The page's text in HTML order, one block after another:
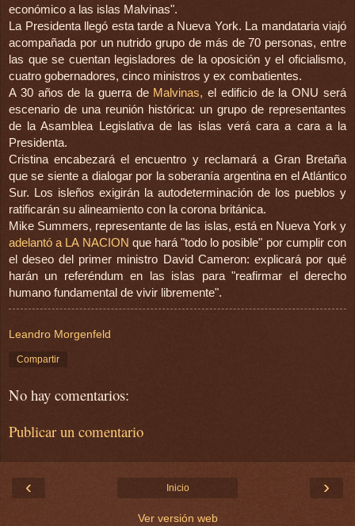
económico a las islas Malvinas".
La Presidenta llegó esta tarde a Nueva York. La mandataria viajó
acompañada por un nutrido grupo de más de 70 personas, entre
las que se cuentan legisladores de la oposición y el oficialismo,
cuatro gobernadores, cinco ministros y ex combatientes.
A 30 años de la guerra de Malvinas, el edificio de la ONU será
escenario de una reunión histórica: un grupo de representantes
de la Asamblea Legislativa de las islas verá cara a cara a la
Presidenta.
Cristina encabezará el encuentro y reclamará a Gran Bretaña
que se siente a dialogar por la soberanía argentina en el Atlántico
Sur. Los isleños exigirán la autodeterminación de los pueblos y
ratificarán su alineamiento con la corona británica.
Mike Summers, representante de las islas, está en Nueva York y
adelantó a LA NACION que hará "todo lo posible" por cumplir con
el deseo del primer ministro David Cameron: explicará por qué
harán un referéndum en las islas para "reafirmar el derecho
humano fundamental de vivir libremente".
Leandro Morgenfeld
Compartir
No hay comentarios:
Publicar un comentario
‹ ›
Inicio
Ver versión web